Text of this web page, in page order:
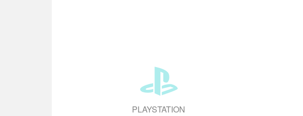
PLAYSTATION